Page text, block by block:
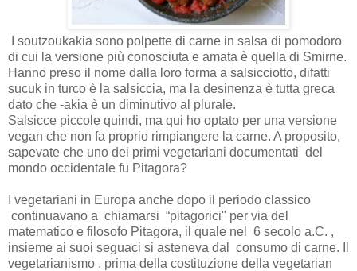
I soutzoukakia sono polpette di carne in salsa di pomodoro
di cui la versione più conosciuta e amata è quella di Smirne.
Hanno preso il nome dalla loro forma a salsicciotto, difatti
sucuk in turco è la salsiccia, ma la desinenza è tutta greca
dato che -akia è un diminutivo al plurale.
Salsicce piccole quindi, ma qui ho optato per una versione
vegan che non fa proprio rimpiangere la carne. A proposito,
sapevate che uno dei primi vegetariani documentati del
mondo occidentale fu Pitagora?
I vegetariani in Europa anche dopo il periodo classico
continuavano a chiamarsi “pitagorici" per via del
matematico e filosofo Pitagora, il quale nel 6 secolo a.C. ,
insieme ai suoi seguaci si asteneva dal consumo di carne. Il
vegetarianismo , prima della costituzione della vegetarian